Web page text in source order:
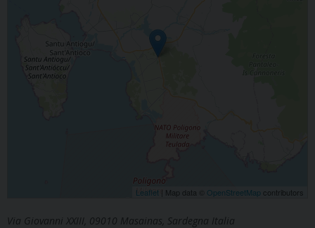
Leaflet | Map data © OpenStreetMap contributors
Via Giovanni XXIII, 09010 Masainas, Sardegna Italia